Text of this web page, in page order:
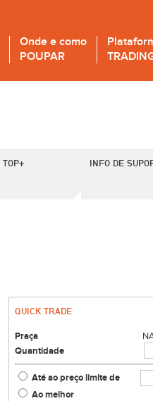
Onde e como
POUPAR
TOP+ INFO DE
QUICK TRADE
Praça
Quantidade
Até ao preço limite de
Ao melhor